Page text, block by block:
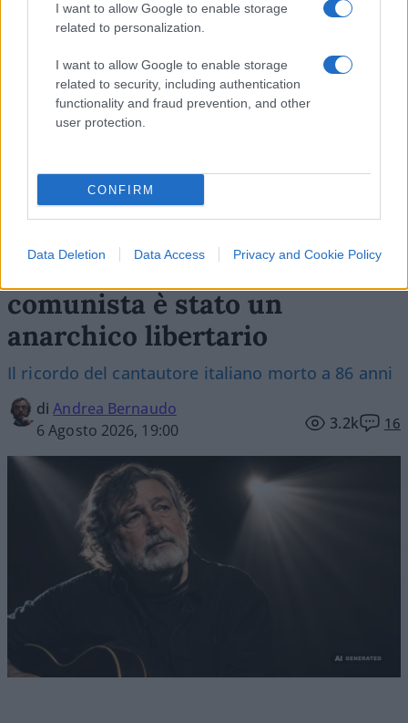
I want to allow Google to enable storage
related to personalization.
I want to allow Google to enable storage
related to security, including authentication
functionality and fraud prevention, and other
user protection.
CONFIRM
Data Deletion Data Access Privacy and Cookie Policy
No, Guccini più che
comunista è stato un
anarchico libertario
Il ricordo del cantautore italiano morto a 86 anni
diAndrea Bernaudo
6 Agosto 2026, 19:00
3.2k 16